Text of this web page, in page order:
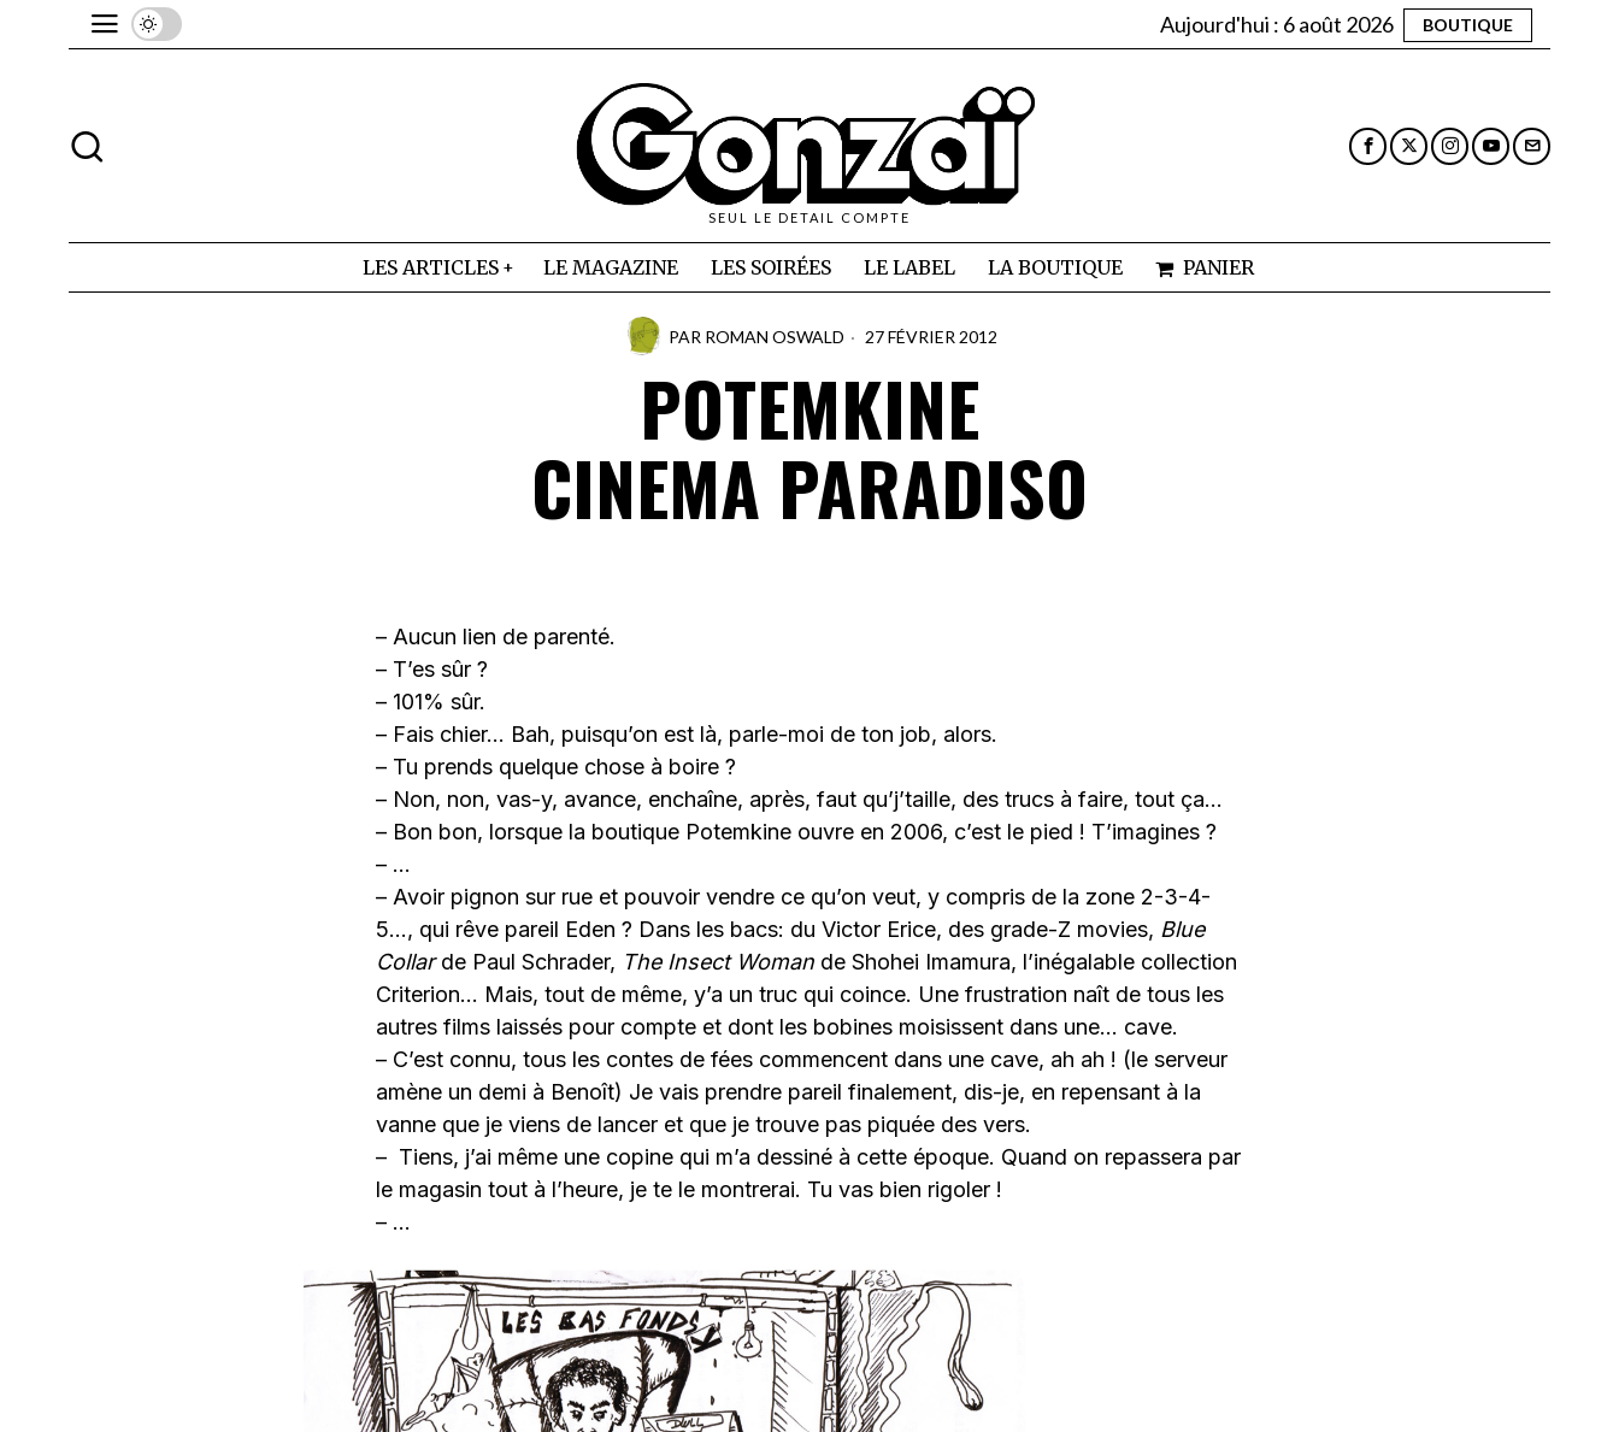
Aujourd'hui : 6 août 2026 BOUTIQUE
SEUL LE DETAIL COMPTE
LES ARTICLES LE MAGAZINE LES SOIRÉES LE LABEL LA BOUTIQUE PANIER
PAR ROMAN OSWALD 27 FÉVRIER 2012
POTEMKINE
CINEMA PARADISO
– Aucun lien de parenté.
– T’es sûr ?
– 101% sûr.
– Fais chier… Bah, puisqu’on est là, parle-moi de ton job, alors.
– Tu prends quelque chose à boire ?
– Non, non, vas-y, avance, enchaîne, après, faut qu’j’taille, des trucs à faire, tout ça…
– Bon bon, lorsque la boutique Potemkine ouvre en 2006, c’est le pied ! T’imagines ?
– …
– Avoir pignon sur rue et pouvoir vendre ce qu’on veut, y compris de la zone 2-3-4-
5…, qui rêve pareil Eden ? Dans les bacs: du Victor Erice, des grade-Z movies, Blue
Collarde Paul Schrader, The Insect Woman de Shohei Imamura, l’inégalable collection
Criterion… Mais, tout de même, y’a un truc qui coince. Une frustration naît de tous les
autres films laissés pour compte et dont les bobines moisissent dans une… cave.
– C’est connu, tous les contes de fées commencent dans une cave, ah ah ! (le serveur
amène un demi à Benoît) Je vais prendre pareil finalement, dis-je, en repensant à la
vanne que je viens de lancer et que je trouve pas piquée des vers.
– Tiens, j’ai même une copine qui m’a dessiné à cette époque. Quand on repassera par
le magasin tout à l’heure, je te le montrerai. Tu vas bien rigoler !
– …